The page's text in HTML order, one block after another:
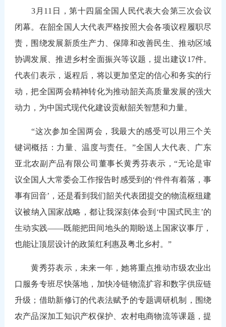
3月11日，第十四届全国人民代表大会第三次会议
闭幕。在韶全国人大代表严格按照大会各项议程履职尽
责，围绕发展新质生产力、保障和改善民生、推动区域
协调发展、推进乡村全面振兴等议题，提出建议17件。
代表们表示，返程后，将以更加坚定的信心和务实的行
动，把全国两会精神转化为推动韶关高质量发展的强大
动力，为中国式现代化建设贡献韶关智慧和力量。
“这次参加全国两会，我最大的感受可以用三个关
键词概括：力量、温度与责任。”全国人大代表、广东
亚北农副产品有限公司董事长黄秀芬表示，“无论是审
议全国人大常委会工作报告时感受到的‘件件有着落，事
事有回音’，还是看到我们韶关代表团提交的物流枢纽建
议被纳入国家战略，都让我深刻体会到‘中国式民主’的
生动实践——既能把田间地头的期盼送上国家议事厅，
也能让顶层设计的政策红利惠及粤北乡村。”
黄秀芬表示，未来一年，她将重点推动市级农业出
口服务专班尽快落地，加快冷链物流扩容和数字供应链
升级；借助新修订的代表法赋予的专题调研机制，围绕
农产品深加工知识产权保护、农村电商物流等课题，提